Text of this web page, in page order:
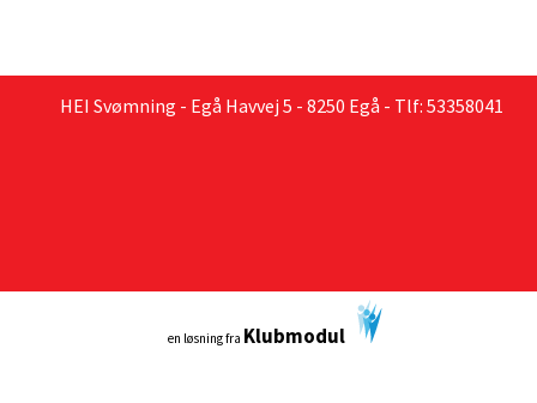
HEI Svømning - Egå Havvej 5 - 8250 Egå - Tlf: 53358041
en løsning fra Klubmodul